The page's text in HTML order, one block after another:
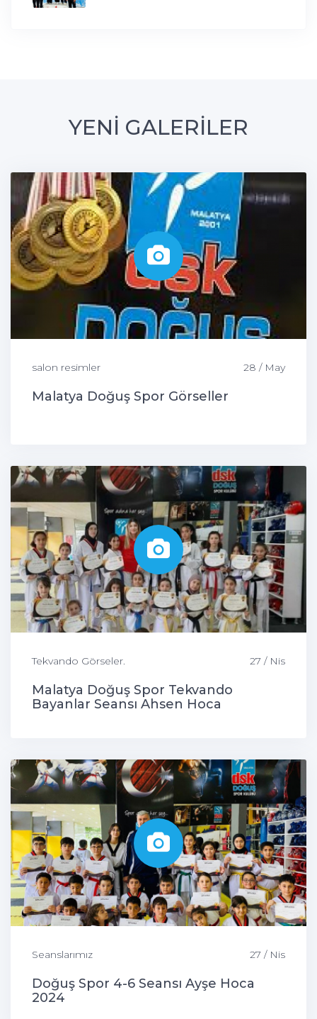
YENİ GALERİLER
salon resimler 28 / May
Malatya Doğuş Spor Görseller
Tekvando Görseler. 27 / Nis
Malatya Doğuş Spor Tekvando
Bayanlar Seansı Ahsen Hoca
Seanslarımız 27 / Nis
Doğuş Spor 4-6 Seansı Ayşe Hoca
2024